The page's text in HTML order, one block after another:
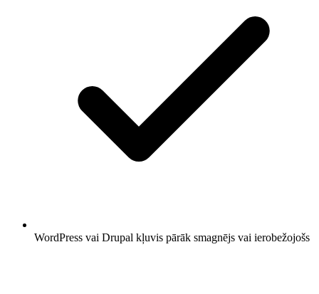
WordPress vai Drupal kļuvis pārāk smagnējs vai ierobežojošs